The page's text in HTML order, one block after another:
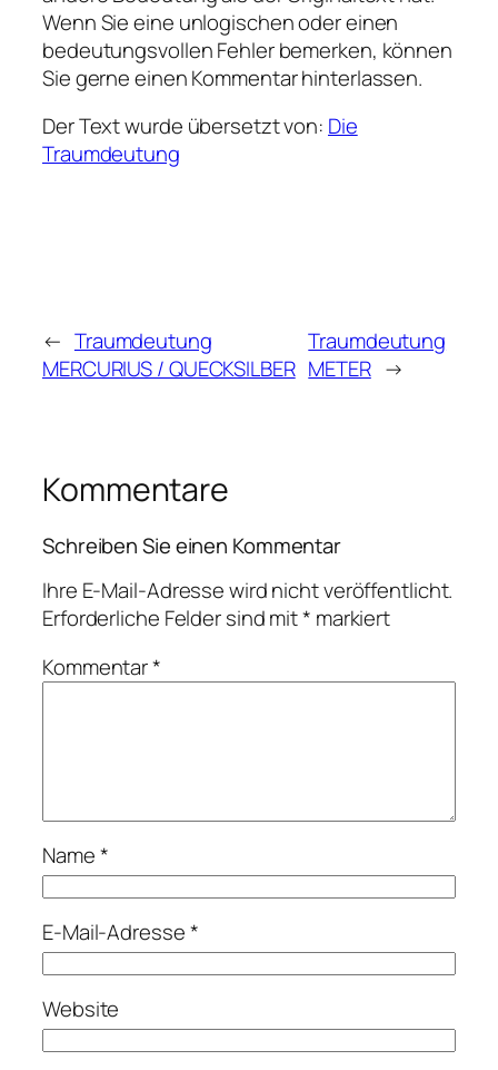
Wenn Sie eine unlogischen oder einen
bedeutungsvollen Fehler bemerken, können
Sie gerne einen Kommentar hinterlassen.
Der Text wurde übersetzt von: Die
Traumdeutung
← Traumdeutung
MERCURIUS / QUECKSILBER
Traumdeutung
METER →
Kommentare
Schreiben Sie einen Kommentar
Ihre E-Mail-Adresse wird nicht veröffentlicht.
Erforderliche Felder sind mit* markiert
Kommentar*
Name*
E-Mail-Adresse*
Website